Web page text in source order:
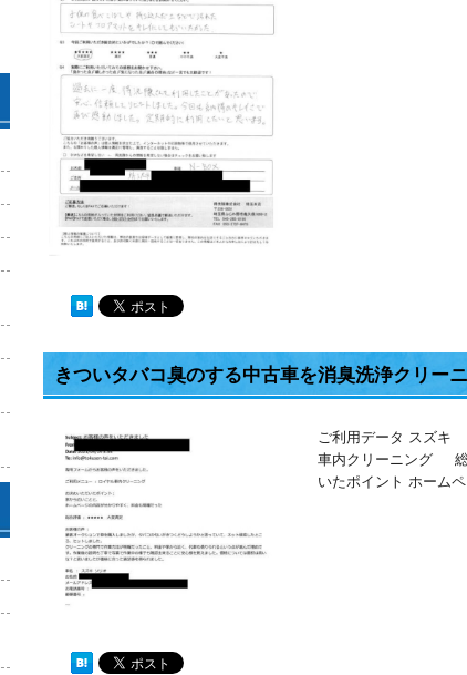
きついタバコ臭のする中古車を消臭洗浄クリー
ご利用データ スズキ
車内クリーニング
いたポイント ホーム